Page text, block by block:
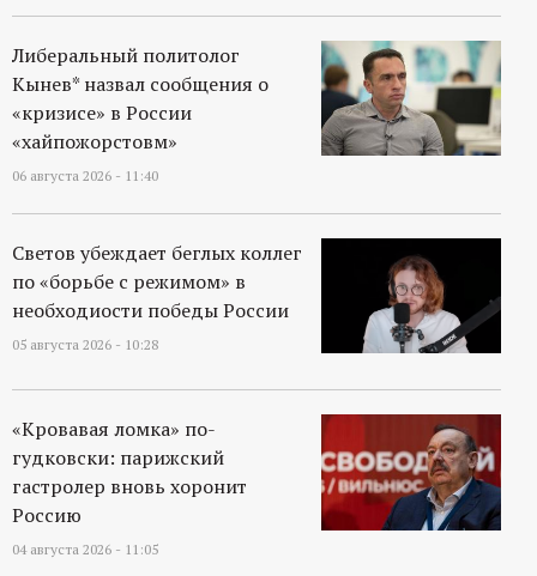
п
о
р
т
а
л
Либеральный политолог
Кынев* назвал сообщения о
«кризисе» в России
«хайпожорстовм»
06 августа 2026 - 11:40
Светов убеждает беглых коллег
по «борьбе с режимом» в
необходиости победы России
05 августа 2026 - 10:28
«Кровавая ломка» по-
гудковски: парижский
гастролер вновь хоронит
Россию
04 августа 2026 - 11:05